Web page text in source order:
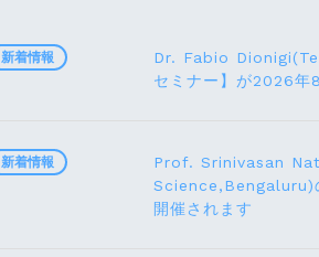
Dr. Fabio
セミナー】が2026年
新着情報
Prof. Srinivasan
Science,Bengaluru)
開催されます
新着情報